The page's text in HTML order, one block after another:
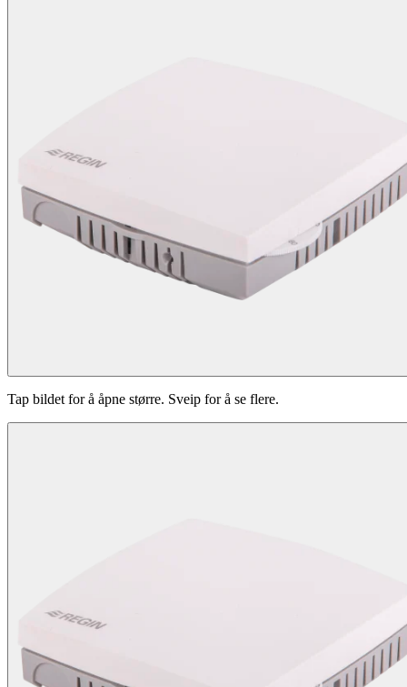
Tap bildet for å åpne større. Sveip for å se flere.